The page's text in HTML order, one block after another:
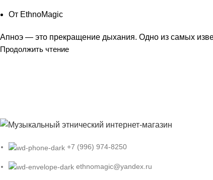
От EthnoMagic
Апноэ — это прекращение дыхания. Одно из самых
Продолжить чтение
+7 (996) 974-8250
ethnomagic@yandex.ru